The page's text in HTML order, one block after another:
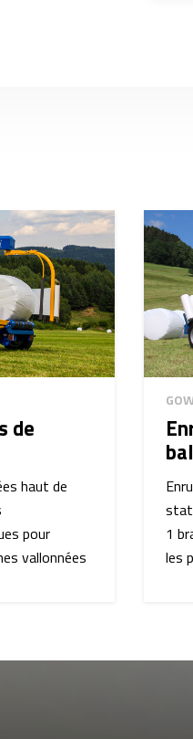
de
haut de
pour
vallonnées
1
les